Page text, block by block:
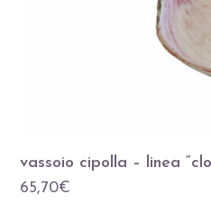
vassoio cipolla – linea
65,70€